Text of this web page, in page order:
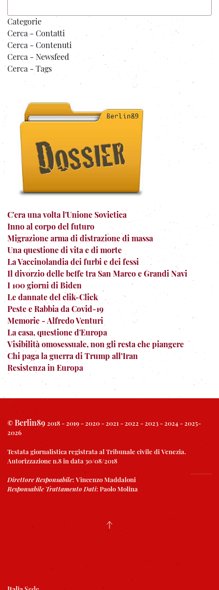
Categorie
Cerca - Contatti
Cerca - Contenuti
Cerca - Newsfeed
Cerca - Tags
C'era una volta l'Unione Sovietica
Inno al corpo del futuro
Migrazione arma di distrazione di massa
Una questione di vita e di morte
La Vaccinolandia dei furbi e dei fessi
Il divorzio delle beffe tra San Marco e Grandi Navi
I 100 giorni di Biden
Le dannate del clik-Click
Peste e Rabbia da Covid-19
Memorie - Alfredo Venturi
La casa, questione d'Europa
Visibilità omosessuale, non gli resta che piangere
Chi paga la guerra di Trump all’Iran
Resistenza in Europa
© Berlin89 2018 - 2019 - 2020 - 2021 - 2022 - 2023 - 2024 - 2025-
2026
Testata giornalistica registrata al Tribunale civile di Venezia.
Autorizzazione n.8 in data 30/08/2018
Direttore Responsabile: Vincenzo Maddaloni
Responsabile Trattamento Dati: Paolo Molina